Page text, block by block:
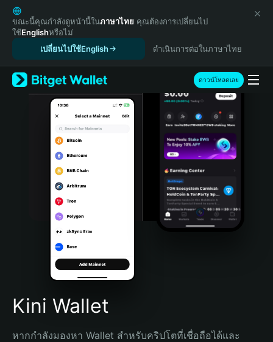
English
日本語
Tiếng Việt
Español (Latinoamérica)
Türkçe
Italiano
Português (Portugal)
Bahasa Indonesia
Português (Brasil)
Español (Argentina)
ขณะนี้คุณกำลังดูหน้านี้ในภาษาไทย คุณต้องการเปลี่ยนไป
ใช้Englishหรือไม่
เปลี่ยนไปใช้English
ดำเนินการต่อในภาษาไทย
ดาวน์โหลดเลย
Kini Wallet
หากกำลังมองหา Wallet สำหรับคริปโตที่เชื่อถือได้และ